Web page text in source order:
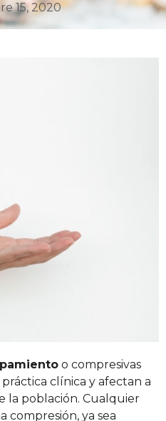
15, 2020
o compresivas
clínica y afectan a
la población. Cualquier
compresión, ya sea